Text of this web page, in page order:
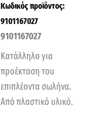
Κωδικός προϊόντος:
9101167027
9101167027
Κατάλληλο για
προέκταση του
επιπλέοντα σωλήνα.
Από πλαστικό υλικό.